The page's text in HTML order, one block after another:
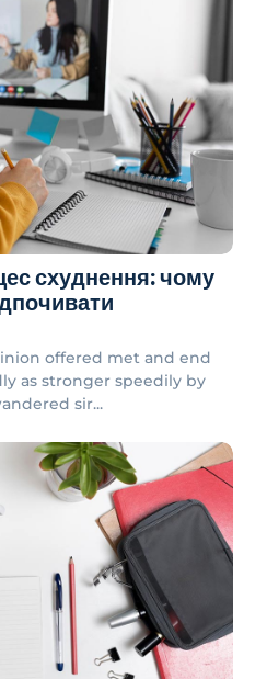
схуднення: чому
offered met and end
as stronger speedily by
sir...